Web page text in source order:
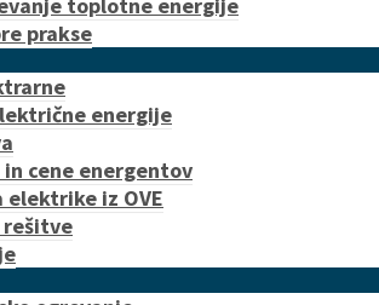
prakse
energije
cene energentov
elektrike iz OVE
rešitve